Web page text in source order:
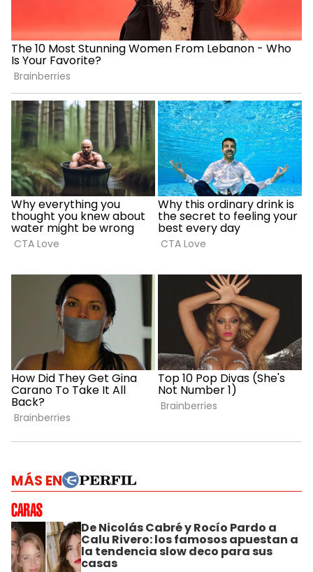
MÁS EN
De Nicolás Cabré y Rocío Pardo a
Calu Rivero: los famosos apuestan a
la tendencia slow deco para sus
casas